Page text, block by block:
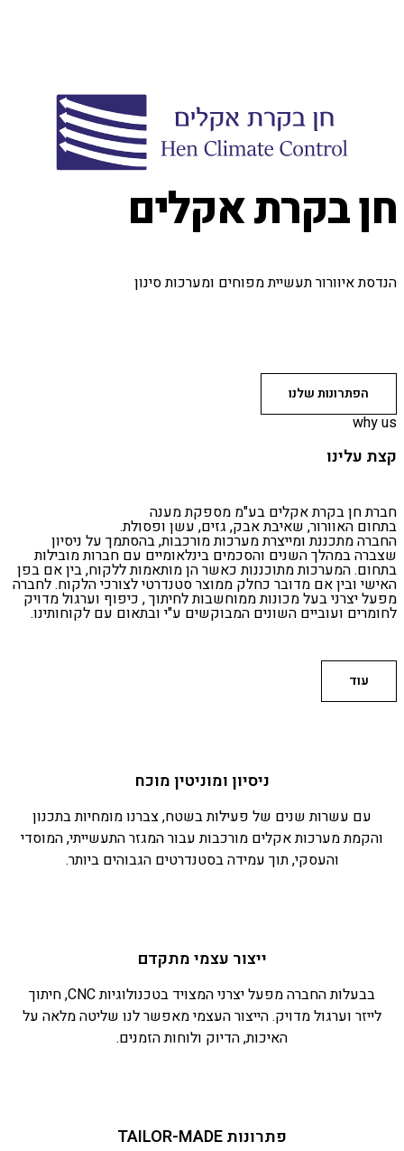
חן בקרת אקלים
הנדסת איוורור תעשיית מפוחים ומערכות סינון
הפתרונות שלנו
why us
קצת עלינו
חברת חן בקרת אקלים בע"מ מספקת מענה
בתחום האוורור, שאיבת אבק, גזים, עשן ופסולת.
החברה מתכננת ומייצרת מערכות מורכבות, בהסתמך על ניסיון
שצברה במהלך השנים והסכמים בינלאומיים עם חברות מובילות
בתחום. המערכות מתוכננות כאשר הן מותאמות ללקוח, בין אם בפן
האישי ובין אם מדובר כחלק ממוצר סטנדרטי לצורכי הלקוח. לחברה
מפעל יצרני בעל מכונות ממוחשבות לחיתוך , כיפוף וערגול מדויק
לחומרים ועוביים השונים המבוקשים ע"י ובתאום עם לקוחותינו.
עוד
ניסיון ומוניטין מוכח
עם עשרות שנים של פעילות בשטח, צברנו מומחיות בתכנון
והקמת מערכות אקלים מורכבות עבור המגזר התעשייתי, המוסדי
והעסקי, תוך עמידה בסטנדרטים הגבוהים ביותר.
ייצור עצמי מתקדם
בבעלות החברה מפעל יצרני המצויד בטכנולוגיות CNC, חיתוך
לייזר וערגול מדויק. הייצור העצמי מאפשר לנו שליטה מלאה על
האיכות, הדיוק ולוחות הזמנים.
פתרונות TAILOR-MADE